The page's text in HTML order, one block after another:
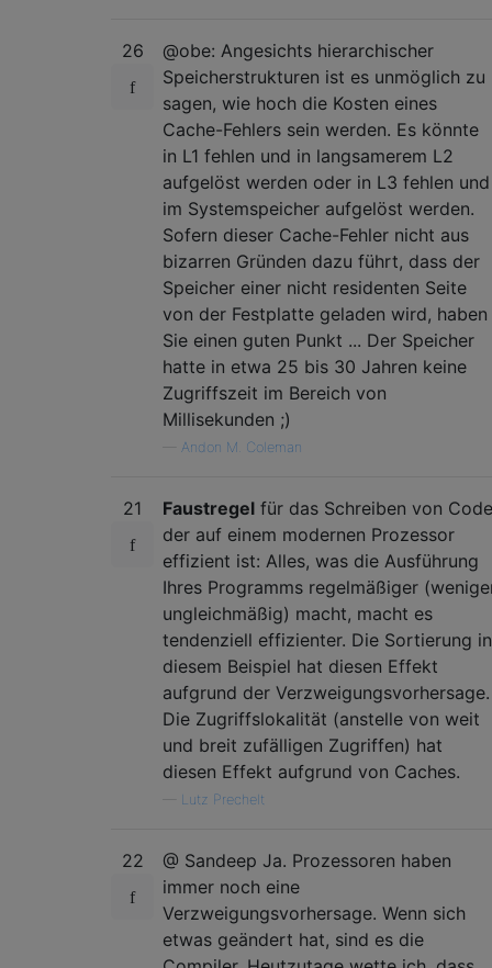
26
@obe: Angesichts hierarchischer
Speicherstrukturen ist es unmöglich zu
sagen, wie hoch die Kosten eines
Cache-Fehlers sein werden. Es könnte
in L1 fehlen und in langsamerem L2
aufgelöst werden oder in L3 fehlen und
im Systemspeicher aufgelöst werden.
Sofern dieser Cache-Fehler nicht aus
bizarren Gründen dazu führt, dass der
Speicher einer nicht residenten Seite
von der Festplatte geladen wird, haben
Sie einen guten Punkt ... Der Speicher
hatte in etwa 25 bis 30 Jahren keine
Zugriffszeit im Bereich von
Millisekunden ;)
Andon M. Coleman
21 Faustregel für das Schreiben von
der auf einem modernen Prozessor
effizient ist: Alles, was die Ausführung
Ihres Programms regelmäßiger
ungleichmäßig) macht, macht es
tendenziell effizienter. Die Sortierung in
diesem Beispiel hat diesen Effekt
aufgrund der Verzweigungsvorhersage.
Die Zugriffslokalität (anstelle von weit
und breit zufälligen Zugriffen) hat
diesen Effekt aufgrund von Caches.
Lutz Prechelt
22
@ Sandeep Ja. Prozessoren haben
immer noch eine
Verzweigungsvorhersage. Wenn sich
etwas geändert hat, sind es die